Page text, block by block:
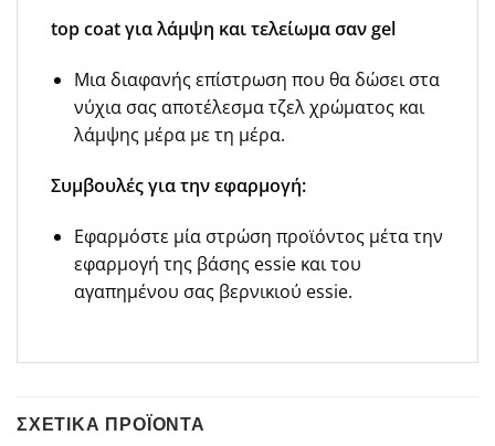
top coat για λάμψη και τελείωμα σαν gel
Μια διαφανής επίστρωση που θα δώσει στα
νύχια σας αποτέλεσμα τζελ χρώματος και
λάμψης μέρα με τη μέρα.
Συμβουλές για την εφαρμογή:
Εφαρμόστε μία στρώση προϊόντος μέτα την
εφαρμογή της βάσης essie και του
αγαπημένου σας βερνικιού essie.
ΣΧΕΤΙΚΆ ΠΡΟΪΌΝΤΑ